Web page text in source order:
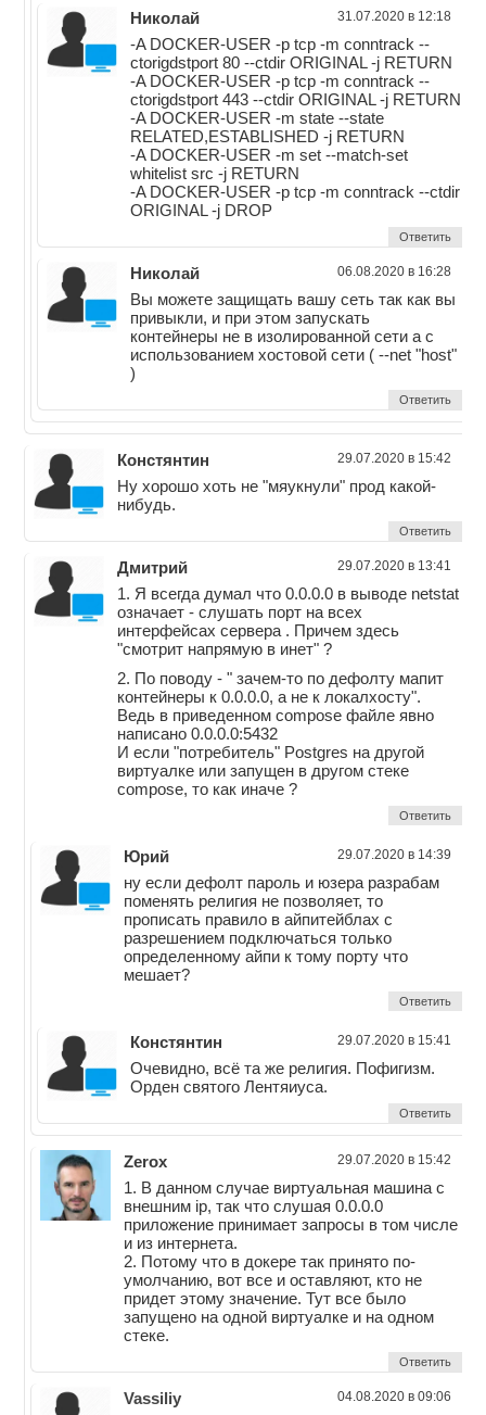
Николай 31.07.2020 в 12:18
-A DOCKER-USER -p tcp -m conntrack --
ctorigdstport 80 --ctdir ORIGINAL -j RETURN
-A DOCKER-USER -p tcp -m conntrack --
ctorigdstport 443 --ctdir ORIGINAL -j RETURN
-A DOCKER-USER -m state --state
RELATED,ESTABLISHED -j RETURN
-A DOCKER-USER -m set --match-set
whitelist src -j RETURN
-A DOCKER-USER -p tcp -m conntrack --ctdir
ORIGINAL -j DROP
Ответить
Николай 06.08.2020 в 16:28
Вы можете защищать вашу сеть так как вы
привыкли, и при этом запускать
контейнеры не в изолированной сети а с
использованием хостовой сети ( --net "host"
)
Ответить
Констянтин 29.07.2020 в 15:42
Ну хорошо хоть не "мяукнули" прод какой-
нибудь.
Ответить
Дмитрий 29.07.2020 в 13:41
1. Я всегда думал что 0.0.0.0 в выводе netstat
означает - слушать порт на всех
интерфейсах сервера . Причем здесь
"смотрит напрямую в инет" ?
2. По поводу - " зачем-то по дефолту мапит
контейнеры к 0.0.0.0, а не к локалхосту".
Ведь в приведенном compose файле явно
написано 0.0.0.0:5432
И если "потребитель" Postgres на другой
виртуалке или запущен в другом стеке
compose, то как иначе ?
Ответить
Юрий 29.07.2020 в 14:39
ну если дефолт пароль и юзера разрабам
поменять религия не позволяет, то
прописать правило в айпитейблах с
разрешением подключаться только
определенному айпи к тому порту что
мешает?
Ответить
Констянтин 29.07.2020 в 15:41
Очевидно, всё та же религия. Пофигизм.
Орден святого Лентяиуса.
Ответить
Zerox 29.07.2020 в 15:42
1. В данном случае виртуальная машина с
внешним ip, так что слушая 0.0.0.0
приложение принимает запросы в том числе
и из интернета.
2. Потому что в докере так принято по-
умолчанию, вот все и оставляют, кто не
придет этому значение. Тут все было
запущено на одной виртуалке и на одном
стеке.
Ответить
Vassiliy 04.08.2020 в 09:06